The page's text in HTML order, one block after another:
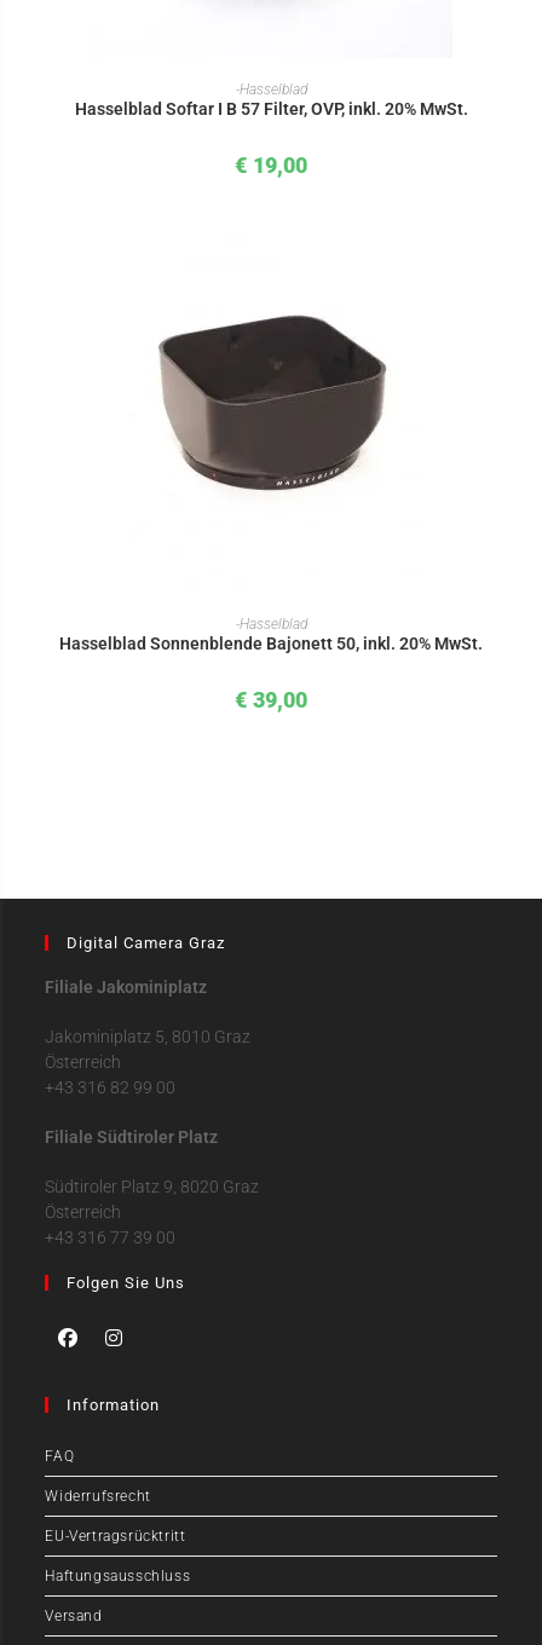
IN DEN WARENKORB
-Hasselblad
Hasselblad Softar I B 57 Filter, OVP, inkl. 20% MwSt.
€ 19,00
IN DEN WARENKORB
-Hasselblad
Hasselblad Sonnenblende Bajonett 50, inkl. 20% MwSt.
€ 39,00
Digital Camera Graz
Filiale Jakominiplatz
Jakominiplatz 5, 8010 Graz
Österreich
+43 316 82 99 00
Filiale Südtiroler Platz
Südtiroler Platz 9, 8020 Graz
Österreich
+43 316 77 39 00
Folgen Sie Uns
Information
FAQ
Widerrufsrecht
EU-Vertragsrücktritt
Haftungsausschluss
Versand